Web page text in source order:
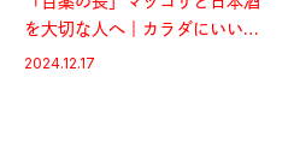
を大切な人へ｜カラダにいいギ
フト2024
2024.12.17